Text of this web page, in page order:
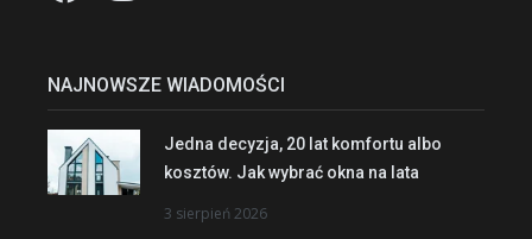
NAJNOWSZE WIADOMOŚCI
Jedna decyzja, 20 lat komfortu albo
kosztów. Jak wybrać okna na lata
3 sierpień 2026